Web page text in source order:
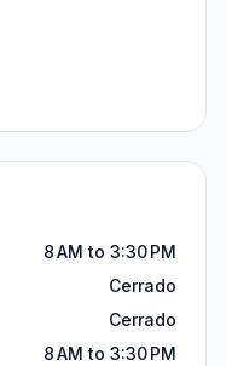
8 AM to 3:30 PM
Cerrado
Cerrado
8 AM to 3:30 PM